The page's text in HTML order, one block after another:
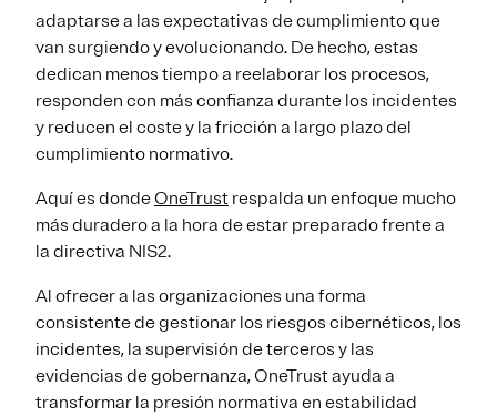
adaptarse a las expectativas de cumplimiento que
van surgiendo y evolucionando. De hecho, estas
dedican menos tiempo a reelaborar los procesos,
responden con más confianza durante los incidentes
y reducen el coste y la fricción a largo plazo del
cumplimiento normativo.
Aquí es donde OneTrust respalda un enfoque mucho
más duradero a la hora de estar preparado frente a
la directiva NIS2.
Al ofrecer a las organizaciones una forma
consistente de gestionar los riesgos cibernéticos, los
incidentes, la supervisión de terceros y las
evidencias de gobernanza, OneTrust ayuda a
transformar la presión normativa en estabilidad